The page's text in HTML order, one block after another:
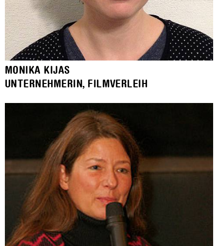
MONIKA KIJAS
UNTERNEHMERIN, FILMVERLEIH